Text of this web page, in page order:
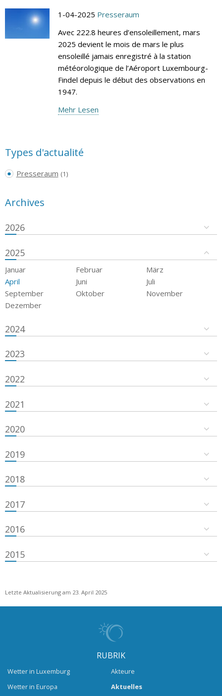
1-04-2025 Presseraum
Avec 222.8 heures d’ensoleillement, mars
2025 devient le mois de mars le plus
ensoleillé jamais enregistré à la station
météorologique de l’Aéroport Luxembourg-
Findel depuis le début des observations en
1947.
Mehr Lesen
Types d'actualité
Presseraum (1)
Archives
2026
2025
Januar Februar
März
April
Juni
Juli
September
Oktober
November
Dezember
2024
2023
2022
2021
2020
2019
2018
2017
2016
2015
Letzte Aktualisierung am 23. April 2025
RUBRIK
Wetter in Luxemburg
Wetter in Europa
Akteure
Aktuelles